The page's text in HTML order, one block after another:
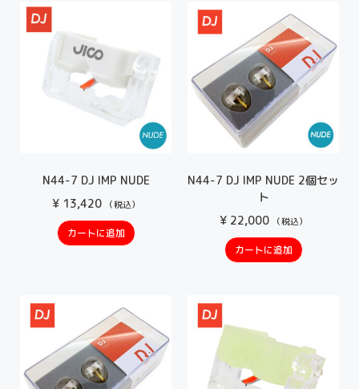
N44-7 DJ IMP NUDE
¥13,420 （税込）
カートに追加
N44-7 DJ IMP NUDE 2個セッ
ト
¥22,000 （税込）
カートに追加